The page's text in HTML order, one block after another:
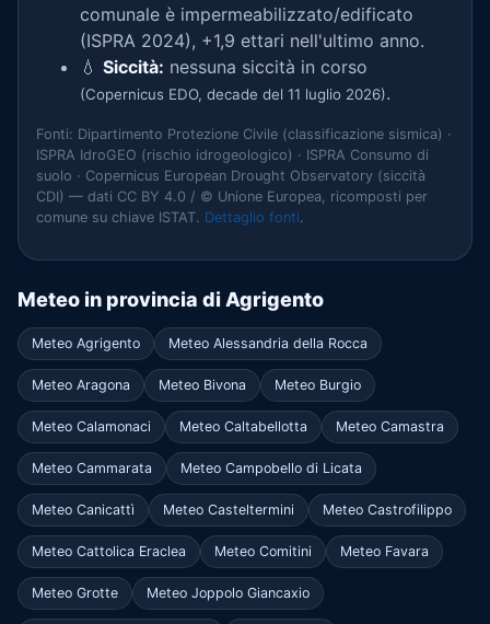
comunale è impermeabilizzato/edificato
(ISPRA 2024), +1,9 ettari nell'ultimo anno.
💧 Siccità: nessuna siccità in corso
(Copernicus EDO, decade del 11 luglio 2026).
Fonti: Dipartimento Protezione Civile (classificazione sismica) ·
ISPRA IdroGEO (rischio idrogeologico) · ISPRA Consumo di
suolo · Copernicus European Drought Observatory (siccità
CDI) — dati CC BY 4.0 / © Unione Europea, ricomposti per
comune su chiave ISTAT. Dettaglio fonti.
Meteo in provincia di Agrigento
Meteo Agrigento Meteo Alessandria della Rocca
Meteo Aragona Meteo Bivona Meteo Burgio
Meteo Calamonaci Meteo Caltabellotta Meteo Camastra
Meteo Cammarata Meteo Campobello di Licata
Meteo Canicattì Meteo Casteltermini Meteo Castrofilippo
Meteo Cattolica Eraclea Meteo Comitini Meteo Favara
Meteo Grotte Meteo Joppolo Giancaxio